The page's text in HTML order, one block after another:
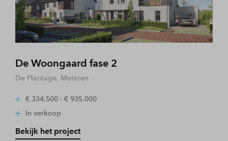
De Woongaard fase 2
De Plantage, Meteren
€ 334.500 - € 935.000
In verkoop
Bekijk het project